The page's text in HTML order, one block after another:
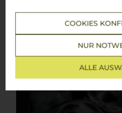
COOKIES
NUR
ALLE